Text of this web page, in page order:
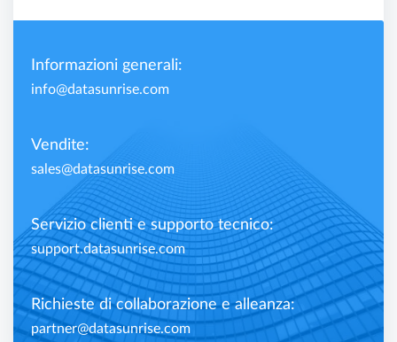
Informazioni generali:
info@datasunrise.com
Vendite:
sales@datasunrise.com
Servizio clienti e supporto tecnico:
support.datasunrise.com
Richieste di collaborazione e alleanza:
partner@datasunrise.com